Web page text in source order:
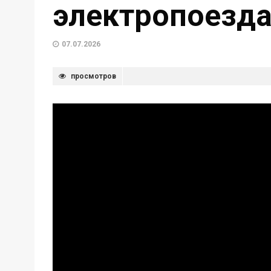
07.07.2026
просмотров